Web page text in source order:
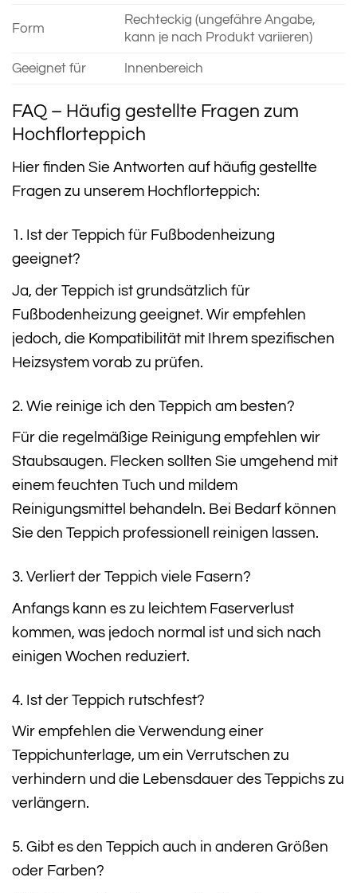
Form
Rechteckig (ungefähre Angabe,
kann je nach Produkt variieren)
Geeignet für Innenbereich
FAQ – Häufig gestellte Fragen zum
Hochflorteppich
Hier finden Sie Antworten auf häufig gestellte
Fragen zu unserem Hochflorteppich:
1. Ist der Teppich für Fußbodenheizung
geeignet?
Ja, der Teppich ist grundsätzlich für
Fußbodenheizung geeignet. Wir empfehlen
jedoch, die Kompatibilität mit Ihrem spezifischen
Heizsystem vorab zu prüfen.
2. Wie reinige ich den Teppich am besten?
Für die regelmäßige Reinigung empfehlen wir
Staubsaugen. Flecken sollten Sie umgehend mit
einem feuchten Tuch und mildem
Reinigungsmittel behandeln. Bei Bedarf können
Sie den Teppich professionell reinigen lassen.
3. Verliert der Teppich viele Fasern?
Anfangs kann es zu leichtem Faserverlust
kommen, was jedoch normal ist und sich nach
einigen Wochen reduziert.
4. Ist der Teppich rutschfest?
Wir empfehlen die Verwendung einer
Teppichunterlage, um ein Verrutschen zu
verhindern und die Lebensdauer des Teppichs zu
verlängern.
5. Gibt es den Teppich auch in anderen Größen
oder Farben?